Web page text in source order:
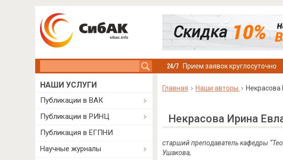
Прием заявок круглосуточно
Главная Наши авторы
Некрасова Ирина
старший преподаватель кафедры
Ушакова,
НАШИ УСЛУГИ
Публикации в ВАК
Публикации в РИНЦ
Публикация в ЕГПНИ
Научные журналы